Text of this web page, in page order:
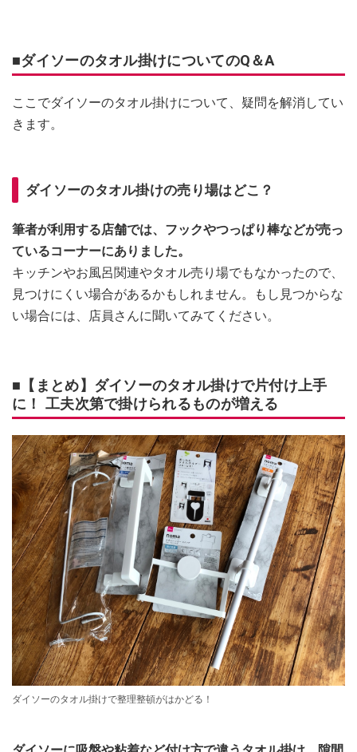
■ダイソーのタオル掛けについてのQ＆A
ここでダイソーのタオル掛けについて、疑問を解消してい
きます。
ダイソーのタオル掛けの売り場はどこ？
筆者が利用する店舗では、フックやつっぱり棒などが売っ
ているコーナーにありました。
キッチンやお風呂関連やタオル売り場でもなかったので、
見つけにくい場合があるかもしれません。もし見つからな
い場合には、店員さんに聞いてみてください。
■【まとめ】ダイソーのタオル掛けで片付け上手
に！ 工夫次第で掛けられるものが増える
ダイソーのタオル掛けで整理整頓がはかどる！